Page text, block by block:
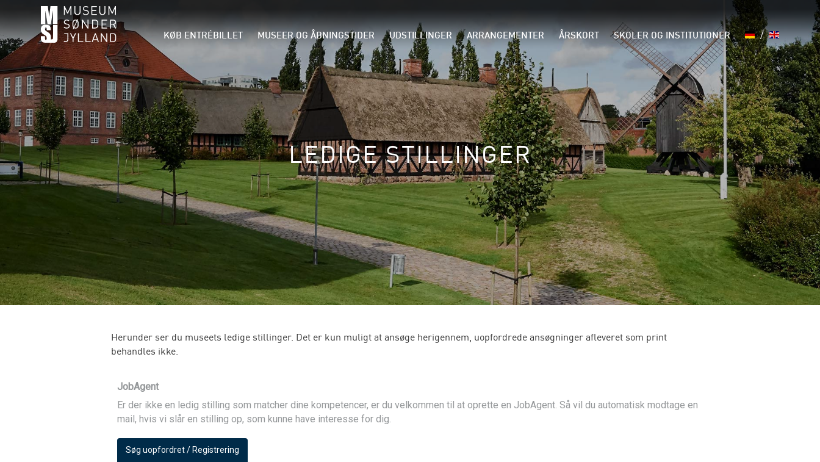
KØB ENTRÉBILLET MUSEER OG ÅBNINGSTIDER UDSTILLINGER ARRANGEMENTER ÅRSKORT SKOLER OG INSTITUTIONER /
LEDIGE STILLINGER
Herunder ser du museets ledige stillinger. Det er kun muligt at ansøge herigennem, uopfordrede ansøgninger afleveret som print
behandles ikke.